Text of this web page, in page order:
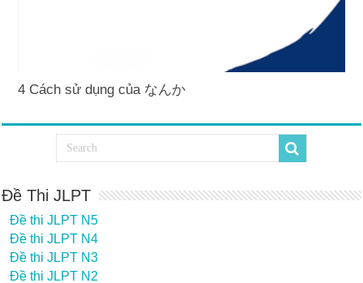
4 Cách sử dụng của なんか
Đề Thi JLPT
Đề thi JLPT N5
Đề thi JLPT N4
Đề thi JLPT N3
Đề thi JLPT N2